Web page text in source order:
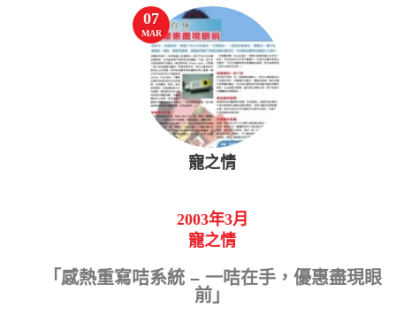
07
MAR
寵之情
2003年3月
寵之情
「感熱重寫咭系統 – 一咭在手，優惠盡現眼
前」